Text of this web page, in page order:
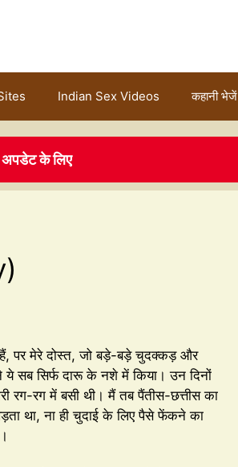
Indian Sex Videos कहानी भेजें
अपडेट के लिए
हैं, पर मेरे दोस्त, जो बड़े-बड़े चुदक्कड़ और
सब सिर्फ दारू के नशे में किया। उन दिनों
रग-रग में बसी थी। मैं तब पैंतीस-छत्तीस का
था, ना ही चुदाई के लिए पैसे फेंकने का